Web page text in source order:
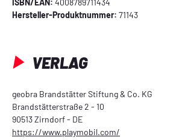
Hersteller-Produktnummer: 71143
VERLAG
geobra Brandstätter Stiftung & Co. KG
Brandstätterstraße 2 - 10
90513 Zirndorf - DE
https://www.playmobil.com/